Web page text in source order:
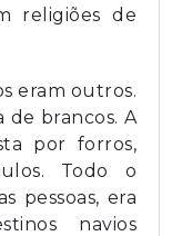
religiões de
eram outros.
brancos. A
por forros,
Todo o
pessoas, era
navios